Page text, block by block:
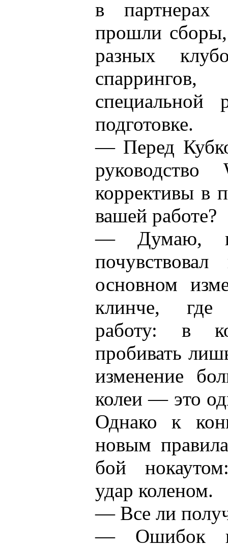
в
прошли сборы,
разных
специальной
подготовке.
— Перед
коррективы в
вашей работе?
— Думаю,
основном
клинче, где
работу: в
пробивать
изменение
колеи — это
Однако к
новым
бой
удар коленом.
— Все ли
— Ошибок